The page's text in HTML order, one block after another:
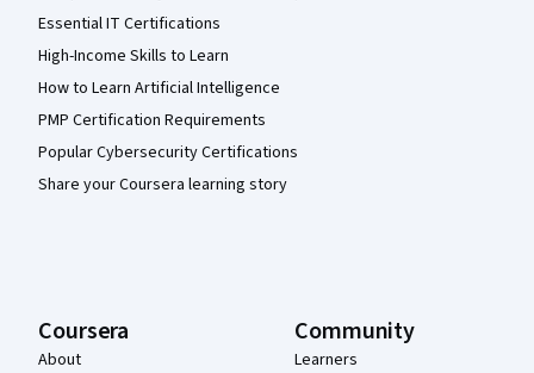
Essential IT Certifications
High-Income Skills to Learn
How to Learn Artificial Intelligence
PMP Certification Requirements
Popular Cybersecurity Certifications
Share your Coursera learning story
Coursera
About
Community
Learners